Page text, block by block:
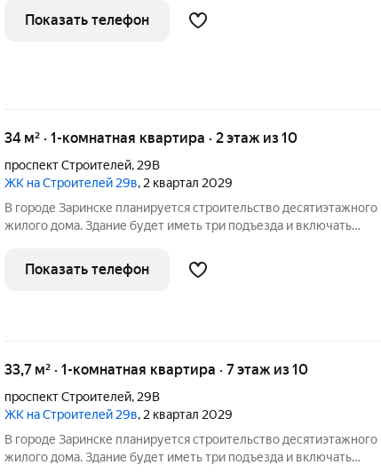
улица, дом 1. Дом построен в 1993 году и окружён приятной
инфраструктурой,
Показать телефон
34 м² · 1-комнатная квартира · 2 этаж из 10
проспект Строителей, 29В
ЖК на Строителей 29в, 2 квартал 2029
В городе Заринске планируется строительство десятиэтажного
жилого дома. Здание будет иметь три подъезда и включать
этаже. Входы в подъезды расположат со стороны двора, а в
нежилые помещения с
Показать телефон
33,7 м² · 1-комнатная квартира · 7 этаж из 10
проспект Строителей, 29В
ЖК на Строителей 29в, 2 квартал 2029
В городе Заринске планируется строительство десятиэтажного
жилого дома. Здание будет иметь три подъезда и включать